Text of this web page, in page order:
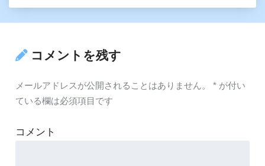
コメントを残す
メールアドレスが公開されることはありません。 *が付い
ている欄は必須項目です
コメント